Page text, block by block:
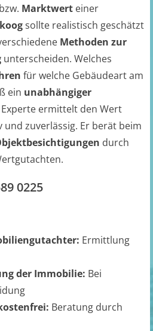
bzw. Marktwert einer
sollte realistisch geschätzt
Methoden zur
unterscheiden. Welches
für welche Gebäudeart am
ein unabhängiger
Experte ermittelt den Wert
zuverlässig. Er berät beim
durch
0225
Ermittlung
der Immobilie: Bei
Beratung durch